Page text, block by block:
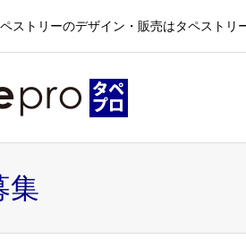
ストリーのデザイン・販売はタペストリ
集